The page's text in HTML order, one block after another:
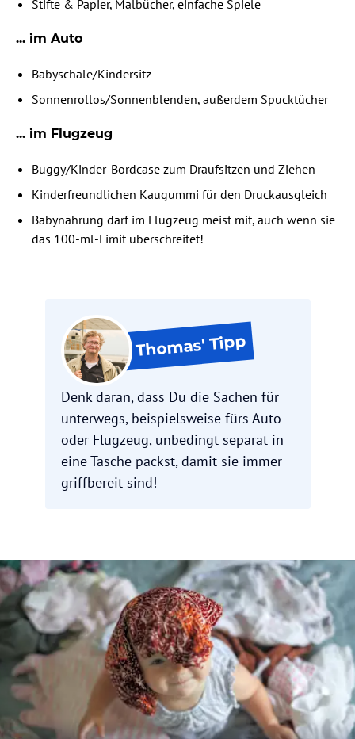
⁠Stifte & Papier, Malbücher, einfache Spiele
... im Auto
Babyschale/Kindersitz
Sonnenrollos/Sonnenblenden, außerdem Spucktücher⁠
... im Flugzeug
Buggy/Kinder-Bordcase zum Draufsitzen und Ziehen
Kinderfreundlichen Kaugummi für den Druckausgleich
Babynahrung darf im Flugzeug meist mit, auch wenn sie
das 100-ml-Limit überschreitet!
Thomas'Tipp
Denk daran, dass Du die Sachen für
unterwegs, beispielsweise fürs Auto
oder Flugzeug, unbedingt separat in
eine Tasche packst, damit sie immer
griffbereit sind!